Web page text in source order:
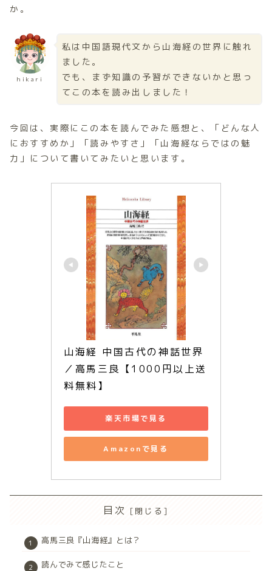
か。
hikari
私は中国語現代文から山海経の世界に触れ
ました。
でも、まず知識の予習ができないかと思っ
てこの本を読み出しました！
今回は、実際にこの本を読んでみた感想と、「どんな人
におすすめか」「読みやすさ」「山海経ならではの魅
力」について書いてみたいと思います。
山海経 中国古代の神話世界
／高馬三良【1000円以上送
料無料】
楽天市場で見る
Amazonで見る
目次
高馬三良『山海経』とは？
読んでみて感じたこと